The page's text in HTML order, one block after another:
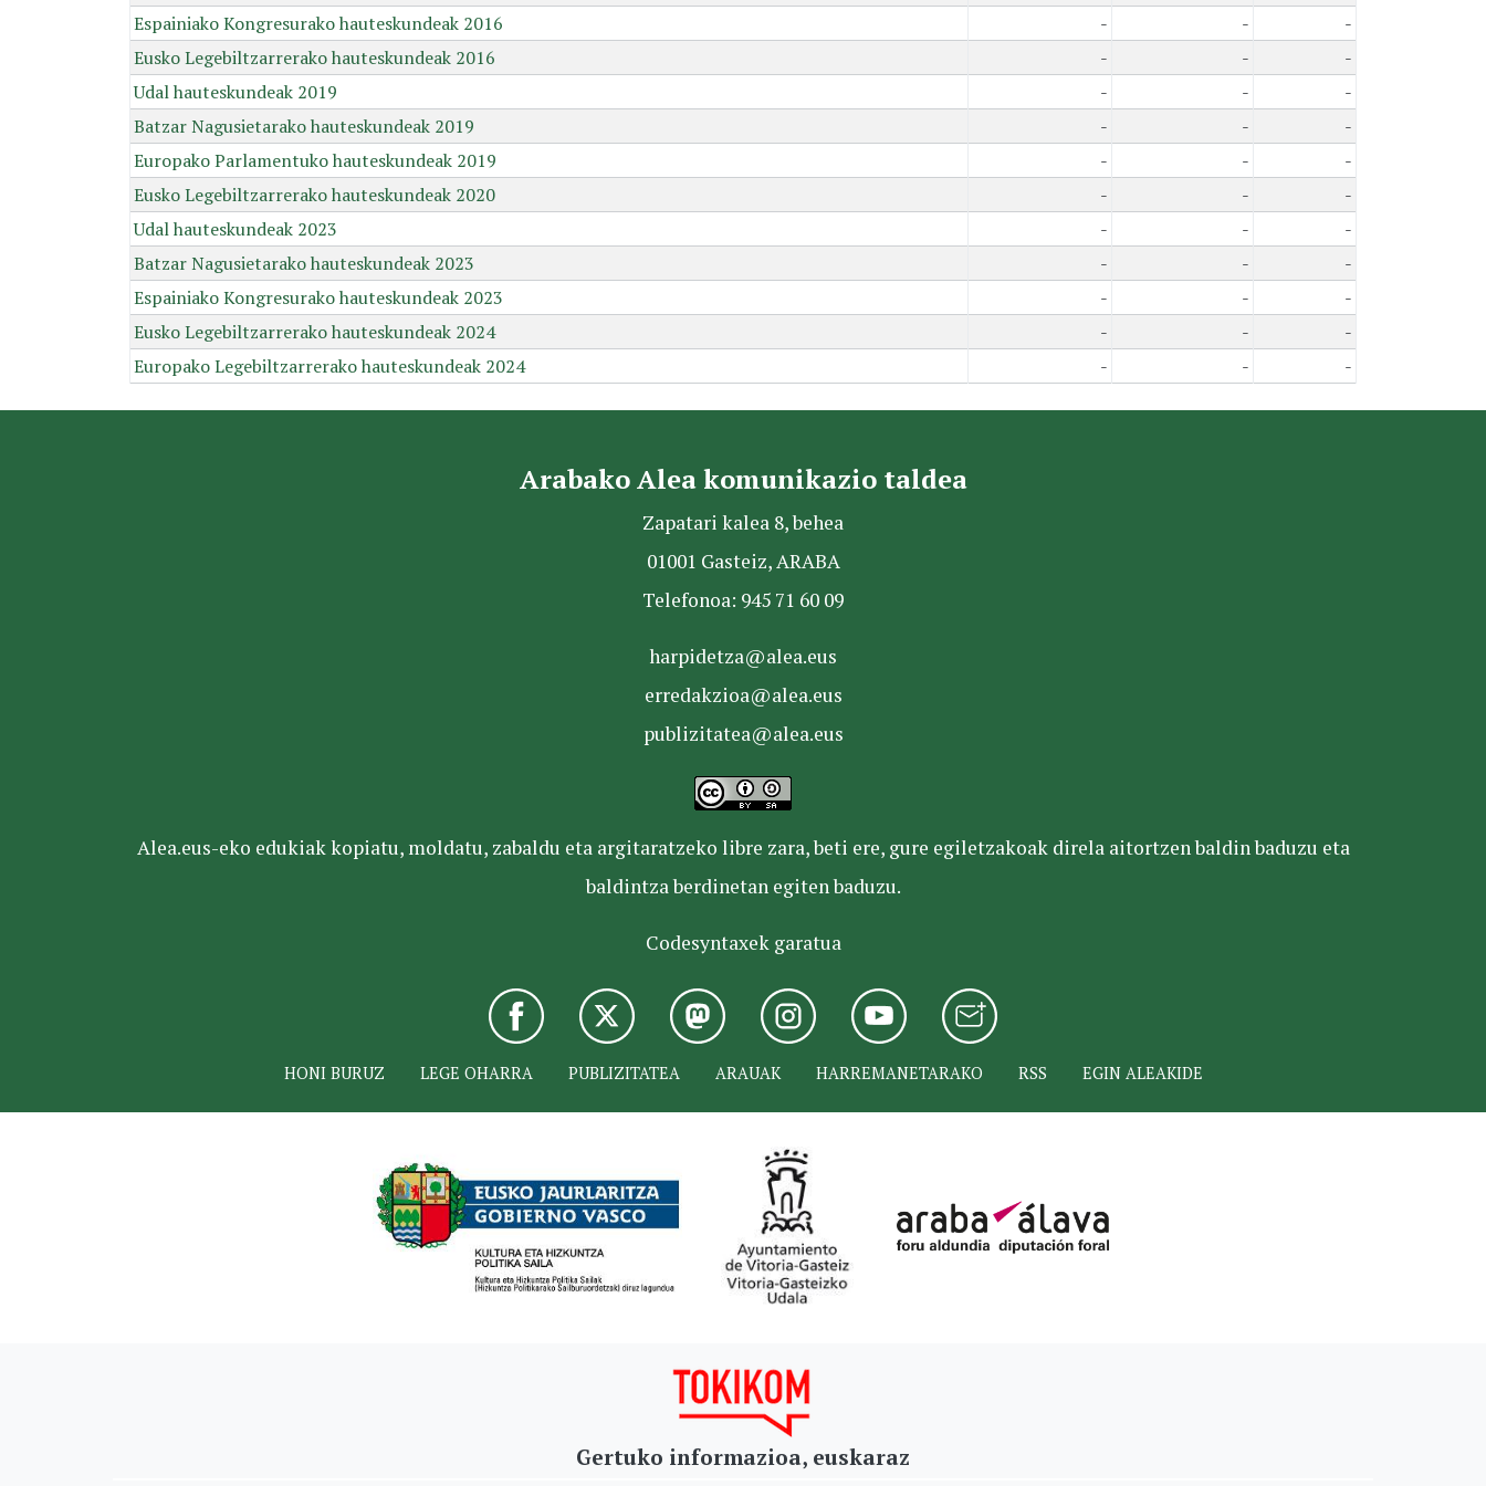
Espainiako Kongresurako hauteskundeak 2016
- -
-
Eusko Legebiltzarrerako hauteskundeak 2016
- -
-
Udal hauteskundeak 2019
- -
-
Batzar Nagusietarako hauteskundeak 2019
- -
-
Europako Parlamentuko hauteskundeak 2019
- -
-
Eusko Legebiltzarrerako hauteskundeak 2020
- -
-
Udal hauteskundeak 2023
- -
-
Batzar Nagusietarako hauteskundeak 2023
- -
-
Espainiako Kongresurako hauteskundeak 2023
- -
-
Eusko Legebiltzarrerako hauteskundeak 2024
- -
-
Europako Legebiltzarrerako hauteskundeak 2024
- - -
Arabako Alea komunikazio taldea
Zapatari kalea 8, behea
01001 Gasteiz, ARABA
Telefonoa: 945 71 60 09
harpidetza@alea.eus
erredakzioa@alea.eus
publizitatea@alea.eus
Alea.eus-eko edukiak kopiatu, moldatu, zabaldu eta argitaratzeko libre zara, beti ere, gure egiletzakoak direla aitortzen baldin baduzu eta
baldintza berdinetan egiten baduzu.
Codesyntaxek garatua
HONI BURUZ LEGE OHARRA PUBLIZITATEA ARAUAK HARREMANETARAKO RSS EGIN ALEAKIDE
Gertuko informazioa, euskaraz